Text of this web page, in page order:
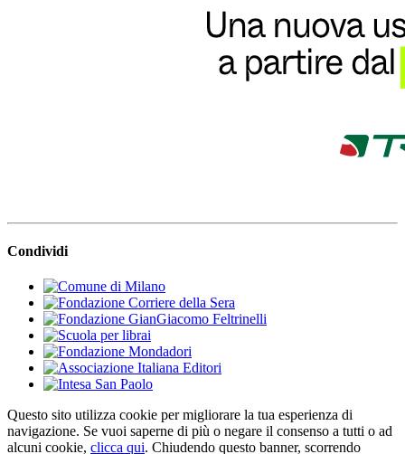
Condividi
Questo sito utilizza cookie per migliorare la tua esperienza di
navigazione. Se vuoi saperne di più o negare il consenso a tutti o ad
alcuni cookie, clicca qui. Chiudendo questo banner, scorrendo